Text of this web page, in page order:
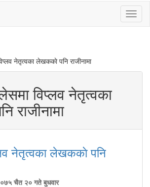
नेतृत्वका लेखककाे पनि राजीनामा
विप्लव नेतृत्वका
राजीनामा
नेतृत्वका लेखककाे पनि
चैत २० गते बुधवार